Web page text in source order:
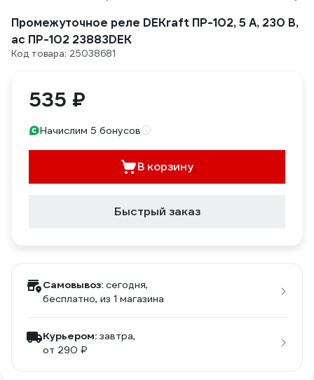
Промежуточное реле DEKraft ПР-102, 5 А, 230 В,
ac ПР-102 23883DEK
Код товара: 25038681
535 ₽
Начислим 5 бонусов
В корзину
Быстрый заказ
Самовывоз: сегодня,
бесплатно, из 1 магазина
Курьером: завтра,
от 290 ₽